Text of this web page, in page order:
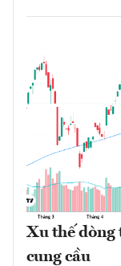
Xu thế dòng
cung cầu